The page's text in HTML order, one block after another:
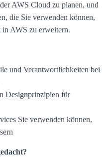
AWS Cloud zu planen, und
die Sie verwenden können,
in AWS zu erweitern.
und Verantwortlichkeiten bei
Designprinzipien für
Sie verwenden können,